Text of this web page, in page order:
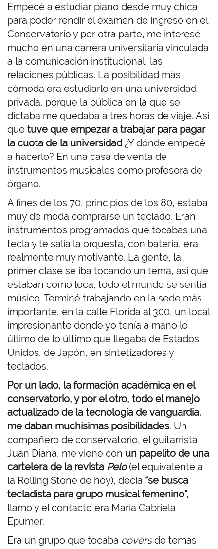
Empecé a estudiar piano desde muy chica
para poder rendir el examen de ingreso en el
Conservatorio y por otra parte, me interesé
mucho en una carrera universitaria vinculada
a la comunicación institucional, las
relaciones públicas. La posibilidad más
cómoda era estudiarlo en una universidad
privada, porque la pública en la que se
dictaba me quedaba a tres horas de viaje. Así
que tuve que empezar a trabajar para pagar
la cuota de la universidad¿Y dónde empecé
a hacerlo? En una casa de venta de
instrumentos musicales como profesora de
órgano.
A fines de los 70, principios de los 80, estaba
muy de moda comprarse un teclado. Eran
instrumentos programados que tocabas una
tecla y te salía la orquesta, con batería, era
realmente muy motivante. La gente, la
primer clase se iba tocando un tema, así que
estaban como loca, todo el mundo se sentía
músico. Terminé trabajando en la sede más
importante, en la calle Florida al 300, un local
impresionante donde yo tenía a mano lo
último de lo último que llegaba de Estados
Unidos, de Japón, en sintetizadores y
teclados.
Por un lado, la formación académica en el
conservatorio, y por el otro, todo el manejo
actualizado de la tecnología de vanguardia,
me daban muchísimas posibilidades. Un
compañero de conservatorio, el guitarrista
Juan Diana, me viene con un papelito de una
cartelera de la revista Pelo(el equivalente a
la Rolling Stone de hoy), decía “se busca
tecladista para grupo musical femenino”,
llamo y el contacto era María Gabriela
Epumer.
Era un grupo que tocaba coversde temas